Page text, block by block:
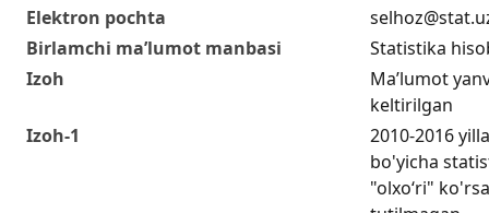
Elektron pochta
Birlamchi ma’lumot manbasi
Statistika
Izoh
Ma’lumot
keltirilgan
Izoh-1
2010-2016
bo'yicha
"olxo‘ri"